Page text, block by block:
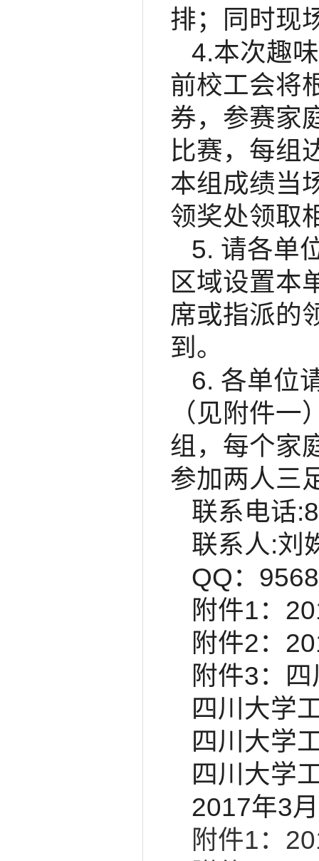
排；同时现
4.本次趣
前校工会将
券，参赛家
比赛，每组
本组成绩当
领奖处领取
5. 请各单
区域设置本
席或指派的
到。
6. 各单位
（见附件
组，每个家
参加两人三
联系电话
联系人:刘
QQ：
附件1：
附件2：
附件3：
四川大学
四川大学
四川大学
2017年3
附件1：